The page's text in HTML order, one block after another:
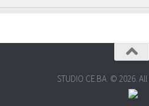
STUDIO CE.BA. © 2026.